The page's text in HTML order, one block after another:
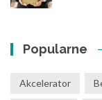
Popularne
Akcelerator